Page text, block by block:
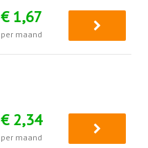
€ 1,67
per maand
€ 2,34
per maand